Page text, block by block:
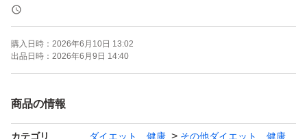
ゆうパケットポスト
宅配用ビニール袋にて発送
購入日時： 2026年6月10日 13:02
出品日時： 2026年6月9日 14:40
商品の情報
カテゴリ ダイエット、健康 その他ダイエット、健康